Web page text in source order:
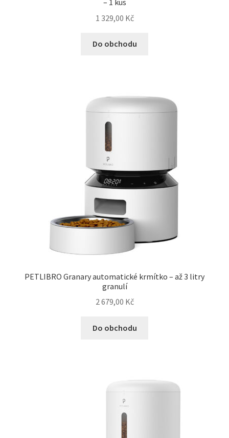
1 329,00 Kč
Do obchodu
PETLIBRO Granary automatické krmítko – až 3 litry
granulí
2 679,00 Kč
Do obchodu